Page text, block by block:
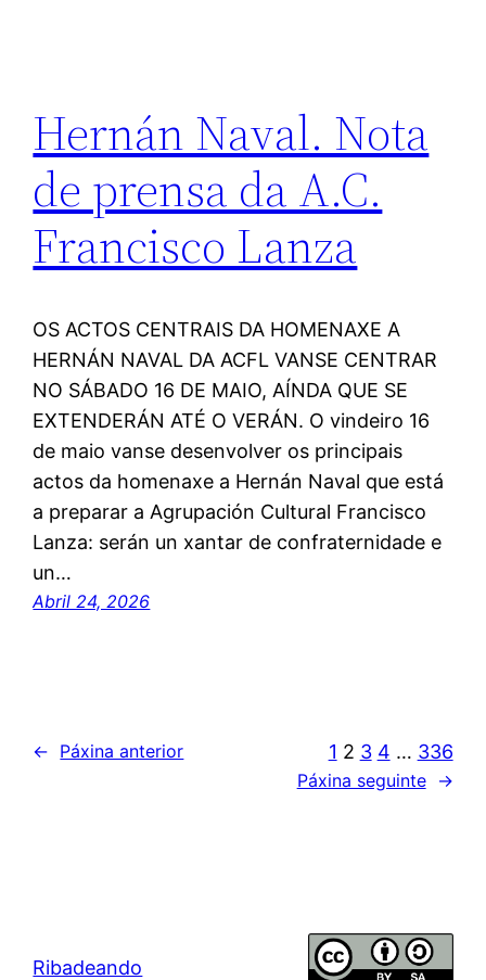
Hernán Naval. Nota
de prensa da A.C.
Francisco Lanza
OS ACTOS CENTRAIS DA HOMENAXE A
HERNÁN NAVAL DA ACFL VANSE CENTRAR
NO SÁBADO 16 DE MAIO, AÍNDA QUE SE
EXTENDERÁN ATÉ O VERÁN. O vindeiro 16
de maio vanse desenvolver os principais
actos da homenaxe a Hernán Naval que está
a preparar a Agrupación Cultural Francisco
Lanza: serán un xantar de confraternidade e
un…
Abril 24, 2026
← Páxina anterior 1 2 3 4 … 336
Páxina seguinte →
Ribadeando